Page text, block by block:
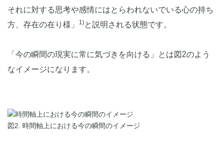
それに対する思考や感情にはとらわれないでいる心の持ち
方、存在の在り様」
1)と説明される状態です。
「今の瞬間の現実に常に気づきを向ける」とは図2のよう
なイメージになります。
図2. 時間軸上における今の瞬間のイメージ